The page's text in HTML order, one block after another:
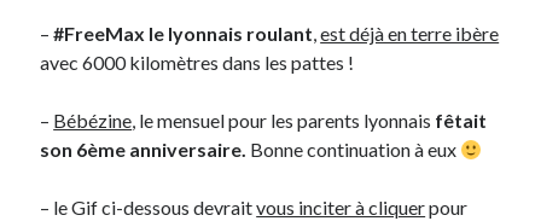
Vidéos
–#FreeMax le lyonnais roulant,est déjà en terre ibère
avec 6000 kilomètres dans les pattes !
– Bébézine, le mensuel pour les parents lyonnais fêtait
son 6ème anniversaire. Bonne continuation à eux
– le Gif ci-dessous devraitvous inciter à cliquerpour